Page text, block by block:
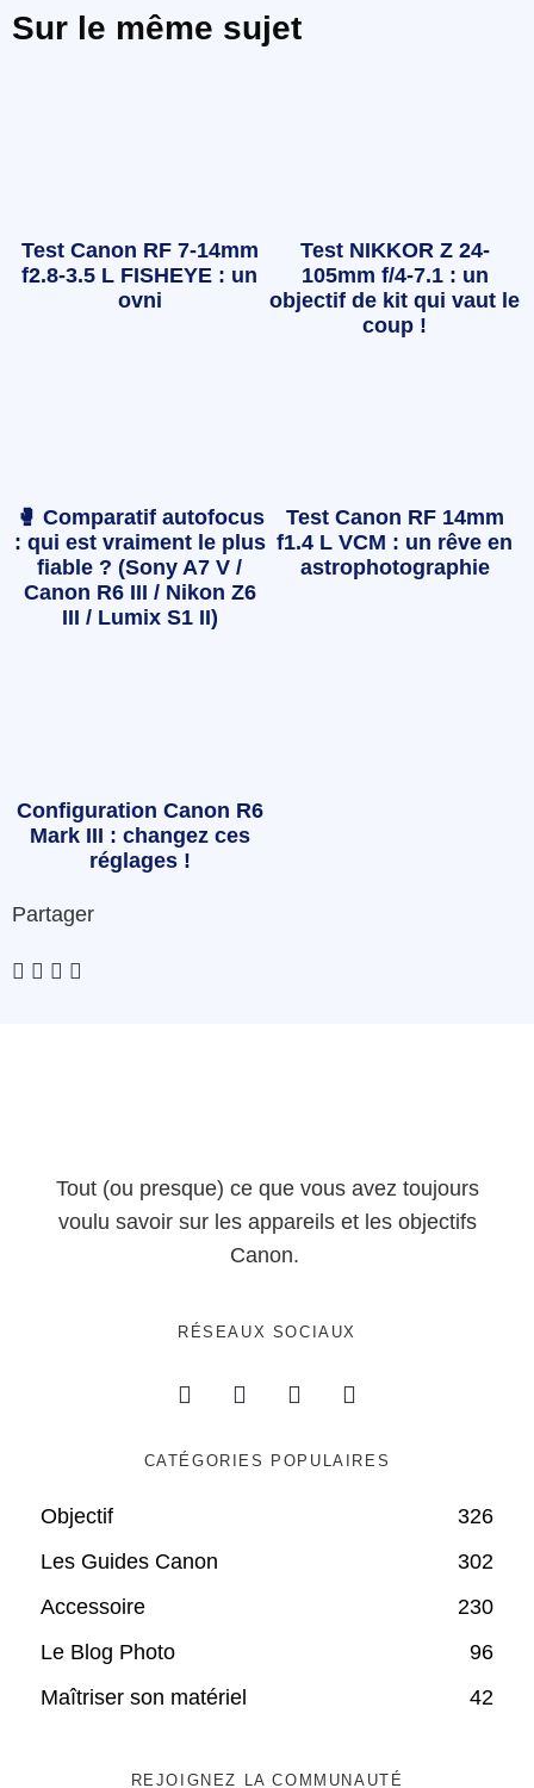
Sur le même sujet
Test Canon RF 7-14mm
f2.8-3.5 L FISHEYE : un
ovni
Test NIKKOR Z 24-
105mm f/4-7.1 : un
objectif de kit qui vaut le
coup !
🥊 Comparatif autofocus
: qui est vraiment le plus
fiable ? (Sony A7 V /
Canon R6 III / Nikon Z6
III / Lumix S1 II)
Test Canon RF 14mm
f1.4 L VCM : un rêve en
astrophotographie
Configuration Canon R6
Mark III : changez ces
réglages !
Partager
Tout (ou presque) ce que vous avez toujours
voulu savoir sur les appareils et les objectifs
Canon.
RÉSEAUX SOCIAUX
CATÉGORIES POPULAIRES
Objectif
326
Les Guides Canon
302
Accessoire
230
Le Blog Photo
96
Maîtriser son matériel
42
REJOIGNEZ LA COMMUNAUTÉ